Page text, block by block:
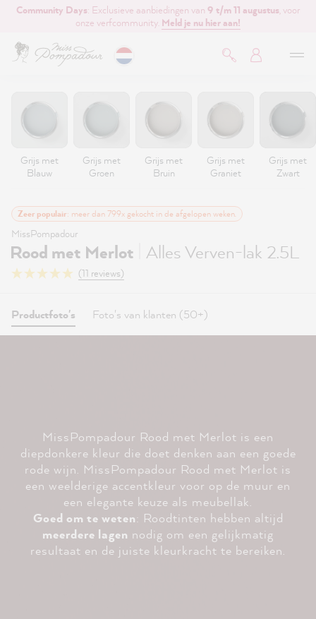
hoofdinhoud
Community Days: Exclusieve aanbiedingen van 9 t/m 11 augustus , voor
onze verfcommunity. Meld je nu hier aan!
Grijs met
Blauw
Grijs met
Groen
Grijs met
Bruin
Grijs met
Graniet
Grijs met
Zwart
Zeer populair: meer dan 799x gekocht in de afgelopen weken.
MissPompadour
Rood met Merlot Alles Verven-lak 2.5L
(11 reviews)
Productfoto's Foto's van klanten (50+)
MissPompadour Rood met Merlot is een
diepdonkere kleur die doet denken aan een goede
rode wijn. MissPompadour Rood met Merlot is
een weelderige accentkleur voor op de muur en
een elegante keuze als meubellak.
Goed om te weten: Roodtinten hebben altijd
meerdere lagen nodig om een gelijkmatig
resultaat en de juiste kleurkracht te bereiken.